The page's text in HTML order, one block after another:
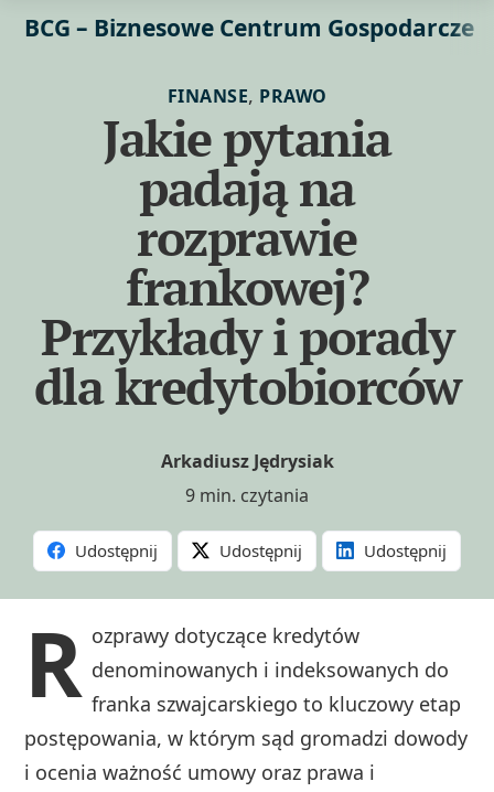
BCG – Biznesowe Centrum Gospodarcze
FINANSE, PRAWO
Jakie pytania
padają na
rozprawie
frankowej?
Przykłady i porady
dla kredytobiorców
Arkadiusz Jędrysiak
9 min. czytania
Udostępnij Udostępnij Udostępnij
R ozprawy dotyczące kredytów
denominowanych i indeksowanych do
franka szwajcarskiego to kluczowy etap
postępowania, w którym sąd gromadzi dowody
i ocenia ważność umowy oraz prawa i